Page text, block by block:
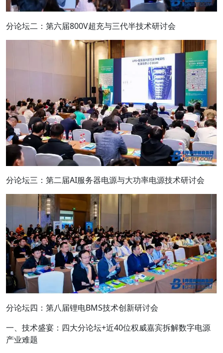
分论坛二：第六届800V超充与三代半技术研讨会
分论坛三：第二届AI服务器电源与大功率电源技术研讨会
分论坛四：第八届锂电BMS技术创新研讨会
一、技术盛宴：四大分论坛+近40位权威嘉宾拆解数字电源
产业难题